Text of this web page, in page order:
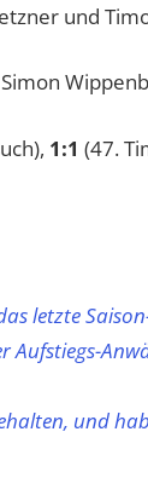
und
1:1 (47.
letzte
Aufstiegs-
und